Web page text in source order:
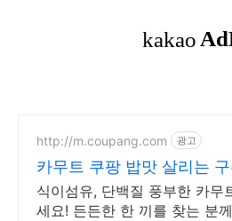
http://m.coupang.com 광고
카무트 쿠팡 밥맛 살리는
식이섬유, 단백질 풍부한 카무
세요! 든든한 한 끼를 찾는 분